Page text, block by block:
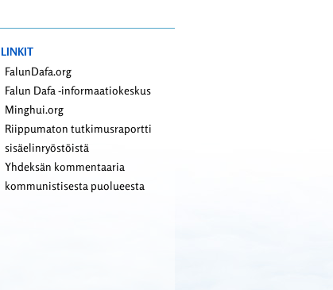
LINKIT
FalunDafa.org
Falun Dafa -informaatiokeskus
Minghui.org
Riippumaton tutkimusraportti
sisäelinryöstöistä
Yhdeksän kommentaaria
kommunistisesta puolueesta